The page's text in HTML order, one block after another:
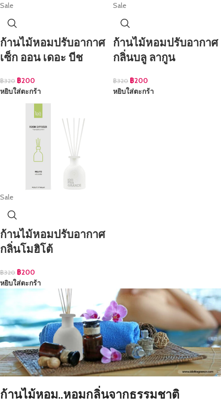
Sale
ก้านไม้หอมปรับอากาศ
เซ็ก ออน เดอะ บีช
฿320 ฿200
หยิบใส่ตะกร้า
Sale
ก้านไม้หอมปรับอากาศ
กลิ่นบลู ลากูน
฿320 ฿200
หยิบใส่ตะกร้า
Sale
ก้านไม้หอมปรับอากาศ
กลิ่นโมฮิโต้
฿320 ฿200
หยิบใส่ตะกร้า
ก้านไม้หอม..หอมกลิ่นจากธรรมชาติ